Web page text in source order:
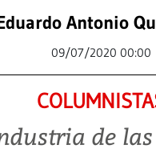
Antonio
09/07/2020 00:00
de